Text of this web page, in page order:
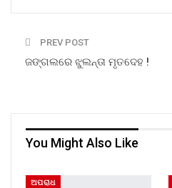
PREV POST
ଜଙ୍ଗଲରେ ଝୁଲନ୍ତା ମୃତଦେହ !
You Might Also Like
ଅପରାଧ